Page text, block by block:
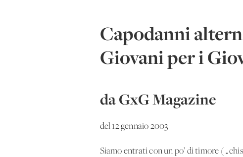
Capodanni
Giovani per i
da GxG Magazine
del 12 gennaio 2003
Siamo entrati con un po’ di timore